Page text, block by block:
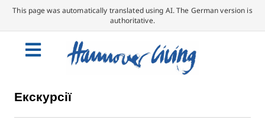
This page was automatically translated using AI. The German version is
authoritative.
Екскурсії